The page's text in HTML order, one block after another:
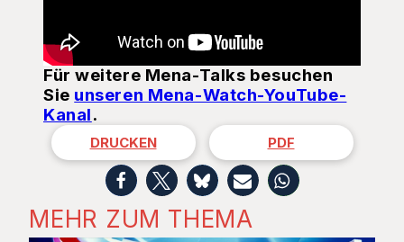
Für weitere Mena-Talks besuchen
Sie unseren Mena-Watch-YouTube-
Kanal.
DRUCKEN PDF
MEHR ZUM THEMA